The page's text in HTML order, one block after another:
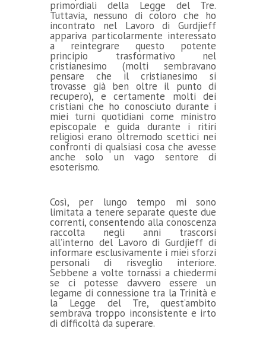
primordiali della Legge del Tre.
Tuttavia, nessuno di coloro che ho
incontrato nel Lavoro di Gurdjieff
appariva particolarmente interessato
a reintegrare questo potente
principio trasformativo nel
cristianesimo (molti sembravano
pensare che il cristianesimo si
trovasse già ben oltre il punto di
recupero), e certamente molti dei
cristiani che ho conosciuto durante i
miei turni quotidiani come ministro
episcopale e guida durante i ritiri
religiosi erano oltremodo scettici nei
confronti di qualsiasi cosa che avesse
anche solo un vago sentore di
esoterismo.
Così, per lungo tempo mi sono
limitata a tenere separate queste due
correnti, consentendo alla conoscenza
raccolta negli anni trascorsi
all’interno del Lavoro di Gurdjieff di
informare esclusivamente i miei sforzi
personali di risveglio interiore.
Sebbene a volte tornassi a chiedermi
se ci potesse davvero essere un
legame di connessione tra la Trinità e
la Legge del Tre, quest’ambito
sembrava troppo inconsistente e irto
di difficoltà da superare.